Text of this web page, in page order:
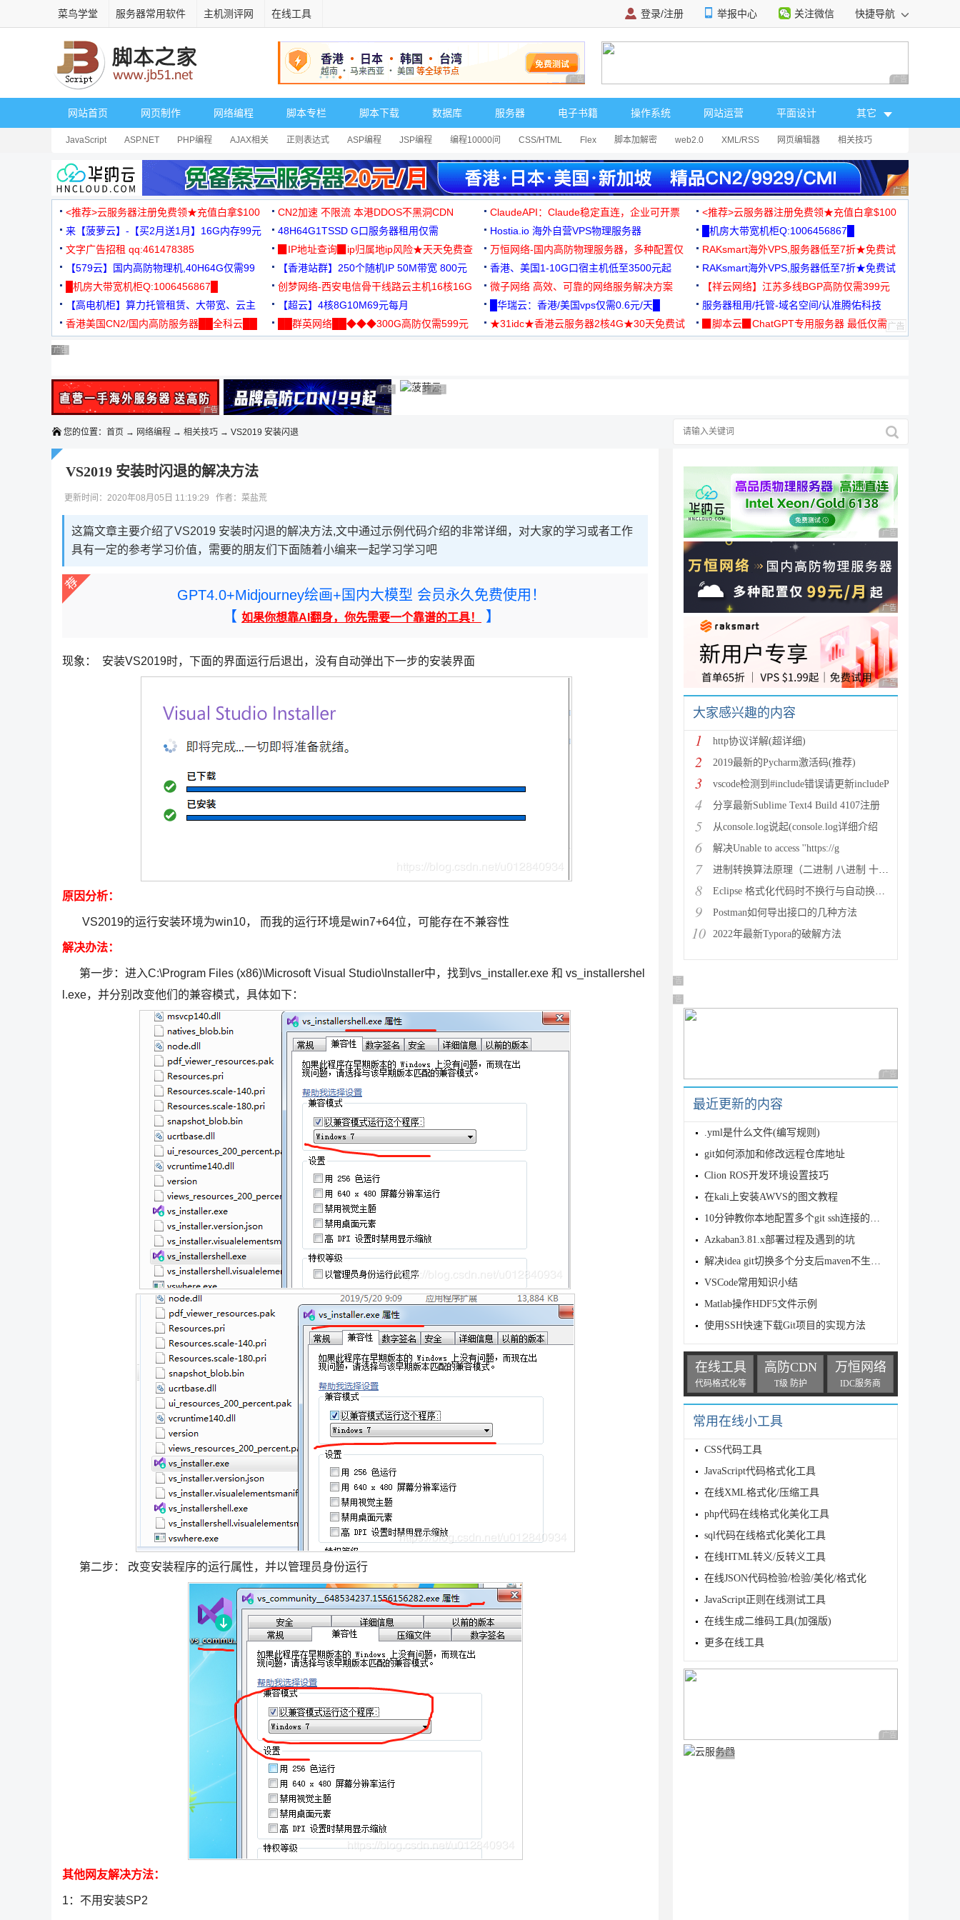
菜鸟学堂 服务器常用软件 主机测评网 在线工具 登录/注册 举报中心 关注微信 快捷导航
广告 商业广告，理性选择 广告 商业广告，理
网站首页 网页制作 网络编程 脚本专栏 脚本下载 数据库 服务器 电子书籍 操作系统 网站运营 平面设计 其它
JavaScript ASP.NET PHP编程 AJAX相关 正则表达式 ASP编程 JSP编程 编程10000问 CSS/HTML Flex 脚本加解密 web2.0 XML/RSS 网页编辑器 相关技巧
安全相关 网页播放器 其它综合 Dart
广告 商业广告，理
<推荐>云服务器注册免费领★充值白拿$100 CN2加速 不限流 本港DDOS不黑洞CDN ClaudeAPI：Claude稳定直连，企业可开票
<推荐>云服务器注册免费领★充值白拿$100
来【菠萝云】-【买2月送1月】16G内存99元
48H64G1TSSD G口服务器租用仅需
3000+可免费测试
Hostia.io 海外自营VPS物理服务器
█机房大带宽机柜Q:1006456867█
文字广告招租 qq:461478385
▉IP地址查询▉ip归属地ip风险★天天免费查
万恒网络-国内高防物理服务器，多种配置仅
99元/月起
RAKsmart海外VPS,服务器低至7折★免费试
用★
【579云】国内高防物理机,40H64G仅需99
元
【香港站群】250个随机IP 50M带宽 800元 香港、美国1-10G口宿主机低至3500元起
RAKsmart海外VPS,服务器低至7折★免费试
用★
█机房大带宽机柜Q:1006456867█
创梦网络-西安电信骨干线路云主机16核16G
88元/月
微子网络 高效、可靠的网络服务解决方案
【祥云网络】江苏多线BGP高防仅需399元
【高电机柜】算力托管租赁、大带宽、云主
机
【超云】4核8G10M69元每月 █华瑞云：香港/美国vps仅需0.6元/天█
服务器租用/托管-域名空间/认准腾佑科技
香港美国CN2/国内高防服务器██全科云██
██群英网络██◆◆◆300G高防仅需599元
★31idc★香港云服务器2核4G★30天免费试
▉脚本云▉ChatGPT专用服务器 最低仅需
广告 商业广告，理性选择
广告 商业广告，理性选择
广告 商业广告，理性选择
广告 商业广告，理性选择
广告 商业广告，理性选择
广告 商业广告，理性选择 广告 商业广告，理性选择
广告 商业广告，理性选择广告 商业广告，理性选择
广告 商业广告，理性选择
您的位置： 首页 → 网络编程 → 相关技巧 → VS2019 安装闪退
VS2019 安装时闪退的解决方法
更新时间：2020年08月05日 11:19:29 作者：菜盐荒
这篇文章主要介绍了VS2019 安装时闪退的解决方法,文中通过示例代码介绍的非常详细，对大家的学习或者工作
具有一定的参考学习价值，需要的朋友们下面随着小编来一起学习学习吧
GPT4.0+Midjourney绘画+国内大模型 会员永久免费使用！
【 如果你想靠AI翻身，你先需要一个靠谱的工具！ 】
现象： 安装VS2019时，下面的界面运行后退出，没有自动弹出下一步的安装界面
原因分析：
VS2019的运行安装环境为win10， 而我的运行环境是win7+64位，可能存在不兼容性
解决办法：
第一步：进入C:\Program Files (x86)\Microsoft Visual Studio\Installer中，找到vs_installer.exe 和 vs_installershel
l.exe，并分别改变他们的兼容模式，具体如下：
第二步： 改变安装程序的运行属性，并以管理员身份运行
其他网友解决方法：
1：不用安装SP2
广告 商业广告，理性
广告 商业广告，理性
广告 商业广告，理性
大家感兴趣的内容
1 http协议详解(超详细)
2 2019最新的Pycharm激活码(推荐)
3 vscode检测到#include错误请更新includeP
4 分享最新Sublime Text4 Build 4107注册
5 从console.log说起(console.log详细介绍
6 解决Unable to access ''https://g
7 进制转换算法原理（二进制 八进制 十进制 十六进制）
8 Eclipse 格式化代码时不换行与自动换行的实现方法
9 Postman如何导出接口的几种方法
10 2022年最新Typora的破解方法
广告 商业广告，理性选择
广告 商业广告，理性选择
广告 商业广告，理性
最近更新的内容
.yml是什么文件(编写规则)
git如何添加和修改远程仓库地址
Clion ROS开发环境设置技巧
在kali上安装AWVS的图文教程
10分钟教你本地配置多个git ssh连接的方法
Azkaban3.81.x部署过程及遇到的坑
解决idea git切换多个分支后maven不生效的问题
VSCode常用知识小结
Matlab操作HDF5文件示例
使用SSH快速下载Git项目的实现方法
在线工具
代码格式化等
高防CDN
T级 防护
万恒网络
IDC服务商
常用在线小工具
CSS代码工具
JavaScript代码格式化工具
在线XML格式化/压缩工具
php代码在线格式化美化工具
sql代码在线格式化美化工具
在线HTML转义/反转义工具
在线JSON代码检验/检验/美化/格式化
JavaScript正则在线测试工具
在线生成二维码工具(加强版)
更多在线工具
广告 商业广告，理性
广告 商业广告，理性选择